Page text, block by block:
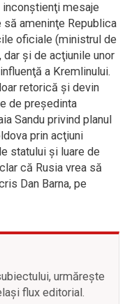
mesaje
ameninţe Republica
oficiale (ministrul de
dar şi de acţiunile unor
a Kremlinului.
retorică şi devin
de preşedinta
Sandu privind planul
prin acţiuni
statului şi luare de
că Rusia vrea să
Dan Barna, pe
urmărește
flux editorial.